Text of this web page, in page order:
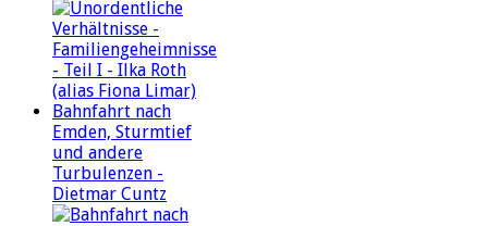
Bahnfahrt nach
Emden, Sturmtief
und andere
Turbulenzen -
Dietmar Cuntz